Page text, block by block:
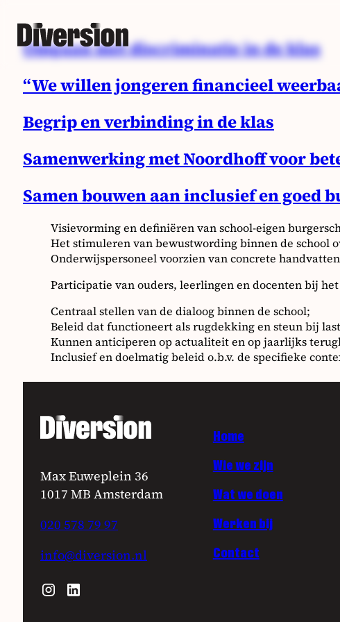
Omgaan met discriminatie in de klas
“We willen jongeren financieel
Begrip en verbinding in de klas
Samenwerking met Noordhoff voor
Samen bouwen aan inclusief en goed
Visievorming en definiëren van school-eigen
Het stimuleren van bewustwording binnen de school
Onderwijspersoneel voorzien van concrete
Participatie van ouders, leerlingen en docenten bij
Centraal stellen van de dialoog binnen de school;
Beleid dat functioneert als rugdekking en steun bij
Kunnen anticiperen op actualiteit en op jaarlijks
Inclusief en doelmatig beleid o.b.v. de specifieke
Max Euweplein 36
1017 MB Amsterdam
020 578 79 97
info@diversion.nl
Home
Wie we zijn
Wat we doen
Werken bij
Contact